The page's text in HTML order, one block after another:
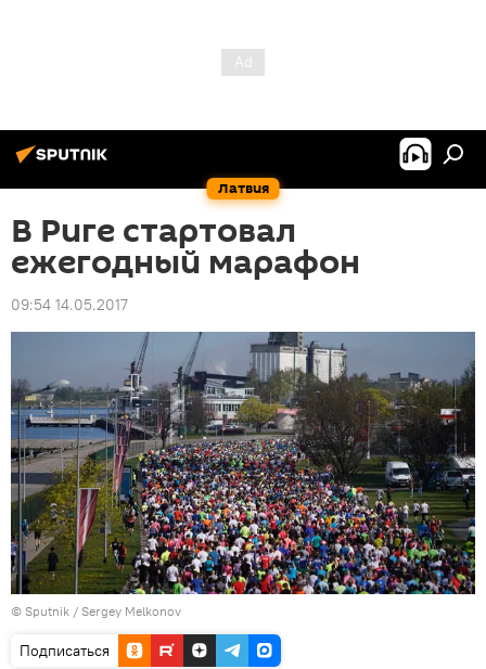
Латвия
В Риге стартовал
ежегодный марафон
09:54 14.05.2017
© Sputnik / Sergey Melkonov
Подписаться